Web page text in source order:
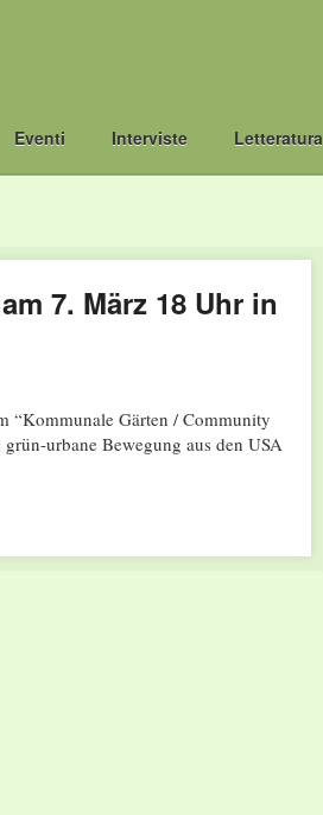
Eventi Interviste Letteratura
7. März 18 Uhr in
“Kommunale Gärten / Community
urbane Bewegung aus den USA